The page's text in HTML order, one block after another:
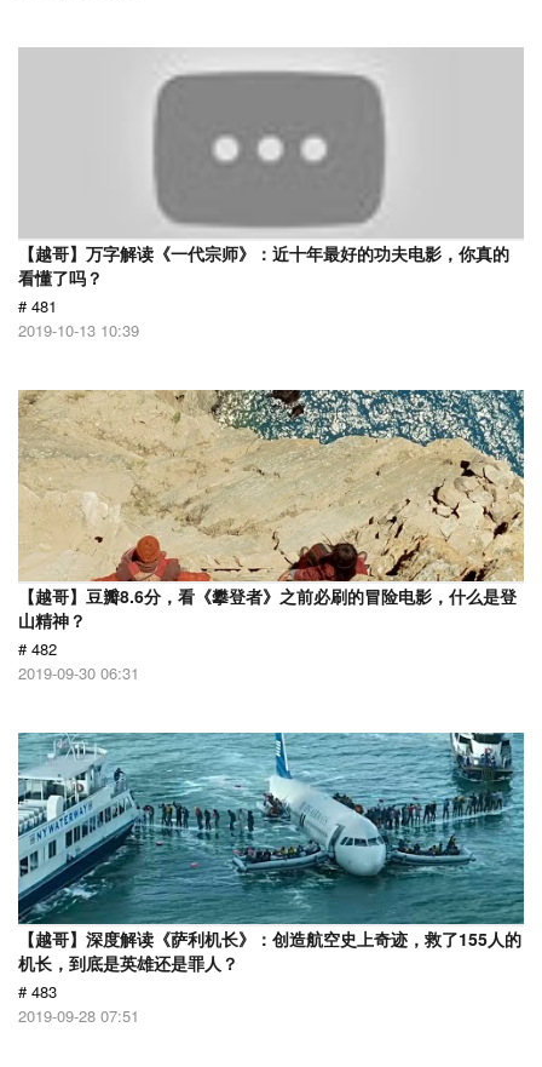
【越哥】万字解读《一代宗师》：近十年最好的功夫电影，你真的
看懂了吗？
# 481
2019-10-13 10:39
【越哥】豆瓣8.6分，看《攀登者》之前必刷的冒险电影，什么是登
山精神？
# 482
2019-09-30 06:31
【越哥】深度解读《萨利机长》：创造航空史上奇迹，救了155人的
机长，到底是英雄还是罪人？
# 483
2019-09-28 07:51